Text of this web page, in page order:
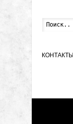
КОНТАКТЫ